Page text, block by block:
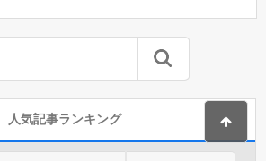
人気記事ランキング